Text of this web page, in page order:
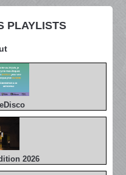
PLAYLISTS
2026